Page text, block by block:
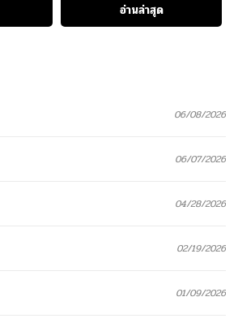
อ่านล่าสุด
06/08/2026
06/07/2026
04/28/2026
02/19/2026
01/09/2026